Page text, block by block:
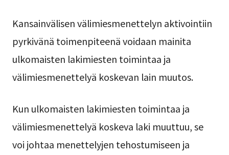
Kansainvälisen välimiesmenettelyn aktivointiin
pyrkivänä toimenpiteenä voidaan mainita
ulkomaisten lakimiesten toimintaa ja
välimiesmenettelyä koskevan lain muutos.
Kun ulkomaisten lakimiesten toimintaa ja
välimiesmenettelyä koskeva laki muuttuu, se
voi johtaa menettelyjen tehostumiseen ja